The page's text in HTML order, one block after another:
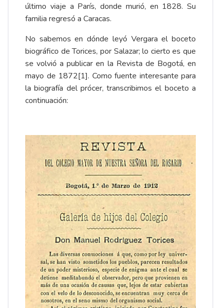
último viaje a París, donde murió, en 1828. Su
familia regresó a Caracas.
No sabemos en dónde leyó Vergara el boceto
biográfico de Torices, por Salazar; lo cierto es que
se volvió a publicar en la Revista de Bogotá, en
mayo de 1872[1]. Como fuente interesante para
la biografía del prócer, transcribimos el boceto a
continuación: